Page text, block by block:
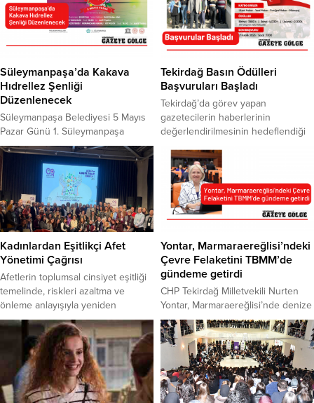
Süleymanpaşa’da Kakava
Hıdrellez Şenliği
Düzenlenecek
Süleymanpaşa Belediyesi 5 Mayıs
Pazar Günü 1. Süleymanpaşa
Kakava Hıdrellez Şenliği’ni
düzenleyecek. İlk kez
düzenlenecek ve geleneksel hale
gelmesi hedeflenen şenlik, saat
17.00’de kortej ile başlayacak.
Kortej kapsamında Çinili Fırın
önünde buluşacak ekipler
vatandaşlar ile birlikte sahil dolgu
alana kadar yürüyecek. ŞENLİK
ATEŞİ COŞKUYU DORUĞA
ÇIKARACAK Yürüyüş sonrası
saatler 18.00’i...
Tekirdağ Basın Ödülleri
Başvuruları Başladı
Tekirdağ’da görev yapan
gazetecilerin haberlerinin
değerlendirilmesinin hedeflendiği
yarışmasına başvurular başladı.
Cumhuriyet’in 100. Yılında Tekirdağ
Basın Ödülleri sahiplerini buluyor.
Süleymanpaşa Basın Mensupları
Derneği tarafından Yahya Kemal
düzenlenen kahvaltı programı ile
yarışmaya start verildi. Tekirdağ’da
bulunan ve görev yapan
gazetecilerin emeklerinin
ödüllendirildiği yarışma ile mesleğin
kalitesini...
Kadınlardan Eşitlikçi Afet
Yönetimi Çağrısı
Afetlerin toplumsal cinsiyet eşitliği
temelinde, riskleri azaltma ve
önleme anlayışıyla yeniden
yapılandırılması amacıyla
düzenlenen Afetler ve Kadın
Politikaları Kurultayı, gerçekleştirildi.
“Mor, yeşil, kamucu politikalar”
şiarıyla 28 Şubat–1 Mart tarihlerinde
Feshane’de düzenlenen kurultaya
Yontar, Marmaraereğlisi’ndeki
Çevre Felaketini TBMM’de
gündeme getirdi
CHP Tekirdağ Milletvekili Nurten
Yontar, Marmaraereğlisi’nde denize
sızan 12 bin litre mazotu TBMM’de
gündeme getirdi. Yonar, konuya
ilişkin şunları kaydetti: Tekirdağ’ın
Marmaraereğlisi ilçesinde 1 Haziran
günü yakıt yükleme sırasında bir
tankerden denize 12 bin litre mazot